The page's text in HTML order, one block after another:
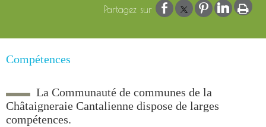
Compétences
La Communauté de communes de la
Châtaigneraie Cantalienne dispose de larges
compétences.